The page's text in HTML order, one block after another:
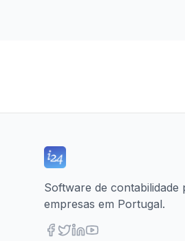
Software de
empresas em Portugal.